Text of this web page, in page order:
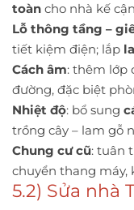
toàn cho nhà kế
Lỗ thông tầng –
tiết kiệm điện; lắp
Cách âm: thêm lớp
đường, đặc biệt
Nhiệt độ: bổ sung
trồng cây – lam gỗ
Chung cư cũ: tuân
chuyển thang máy,
5.2) Sửa nhà